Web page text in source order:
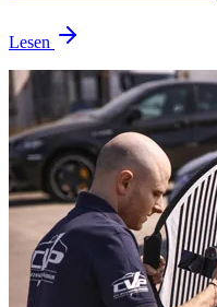
Lesen